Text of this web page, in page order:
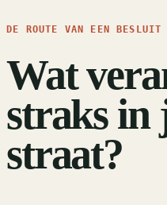
DE ROUTE VAN EEN BESLUIT
Wat
straks in
straat?